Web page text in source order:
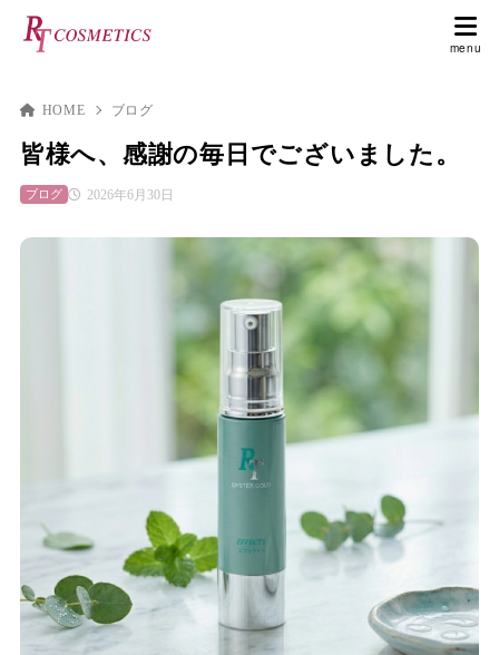
HOME ブログ
皆様へ、感謝の毎日でございました。
2026年6月30日
ブログ